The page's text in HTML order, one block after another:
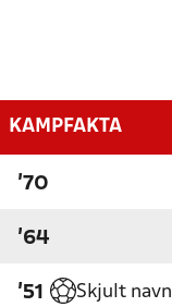
KAMPFAKTA
'70
'64
'51 Skjult navn